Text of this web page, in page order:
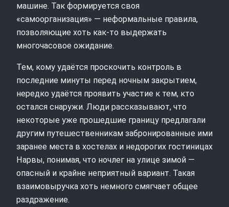
машине. Так формируется своя
«самоорганизация» — неформальные правила,
позволяющие хоть как‑то выдержать
многочасовое ожидание.
Тем, кому удаётся проскочить контроль в
последние минуты перед ночным закрытием,
нередко удаётся проявить участие к тем, кто
остался снаружи. Люди рассказывают, что
некоторые уже прошедшие границу предлагали
другим путешественникам забронированные ими
заранее места в хостелах и недорогих гостиницах
Нарвы, понимая, что ночлег на улице зимой —
опасный и крайне неприятный вариант. Такая
взаимовыручка хоть немного смягчает общее
раздражение.